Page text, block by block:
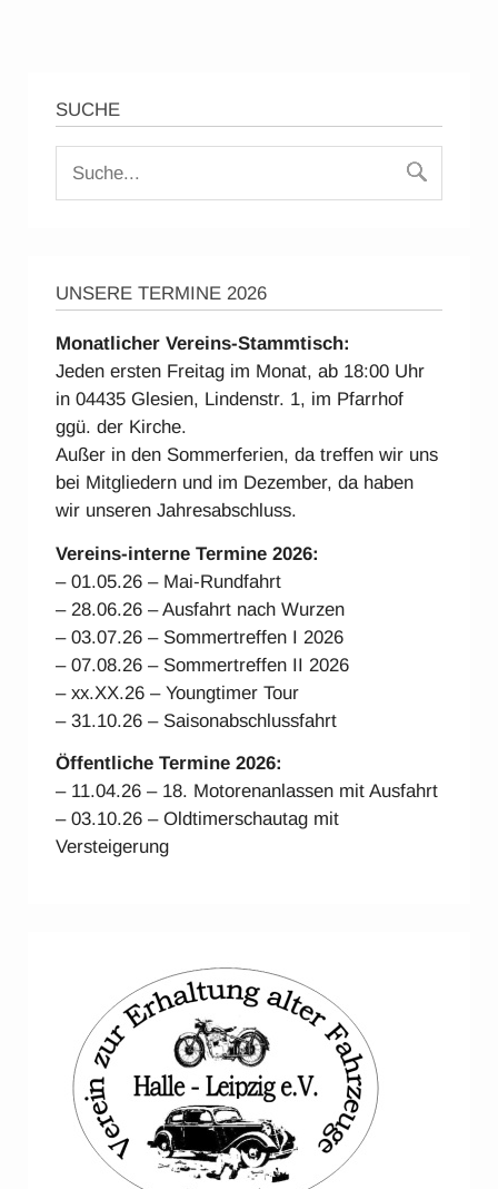
SUCHE
UNSERE TERMINE 2026
Monatlicher Vereins-Stammtisch:
Jeden ersten Freitag im Monat, ab 18:00 Uhr
in 04435 Glesien, Lindenstr. 1, im Pfarrhof
ggü. der Kirche.
Außer in den Sommerferien, da treffen wir uns
bei Mitgliedern und im Dezember, da haben
wir unseren Jahresabschluss.
Vereins-interne Termine 2026:
– 01.05.26 – Mai-Rundfahrt
– 28.06.26 – Ausfahrt nach Wurzen
– 03.07.26 – Sommertreffen I 2026
– 07.08.26 – Sommertreffen II 2026
– xx.XX.26 – Youngtimer Tour
– 31.10.26 – Saisonabschlussfahrt
Öffentliche Termine 2026:
– 11.04.26 – 18. Motorenanlassen mit Ausfahrt
– 03.10.26 – Oldtimerschautag mit
Versteigerung